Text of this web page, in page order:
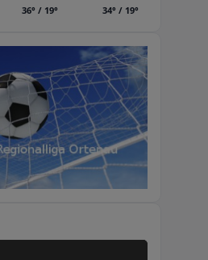
36° / 19° 34° / 19°